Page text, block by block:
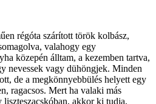
régóta szárított török ​​kolbász,
valahogy egy
közepén álltam, a kezemben tartva,
nevessek vagy dühöngjek. Minden
de a megkönnyebbülés helyett egy
ragacsos. Mert ha valaki más
liszteszacskóban, akkor ki tudja,